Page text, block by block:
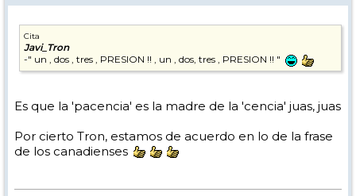
Cita
Javi_Tron
-" un , dos , tres , PRESION !! , un , dos, tres , PRESION !! "
Es que la 'pacencia' es la madre de la 'cencia' juas, juas
Por cierto Tron, estamos de acuerdo en lo de la frase
de los canadienses